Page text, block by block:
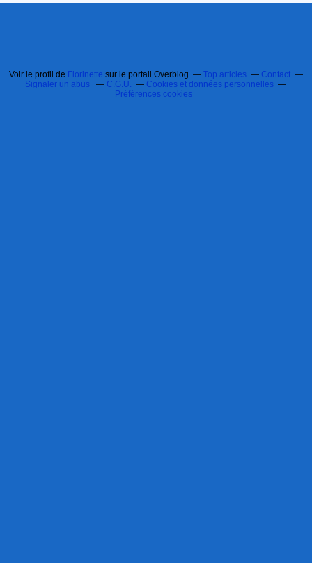
Voir le profil de Florinette sur le portail Overblog Top articles
Contact
Signaler un abus
C.G.U.
Cookies et données personnelles
Préférences cookies